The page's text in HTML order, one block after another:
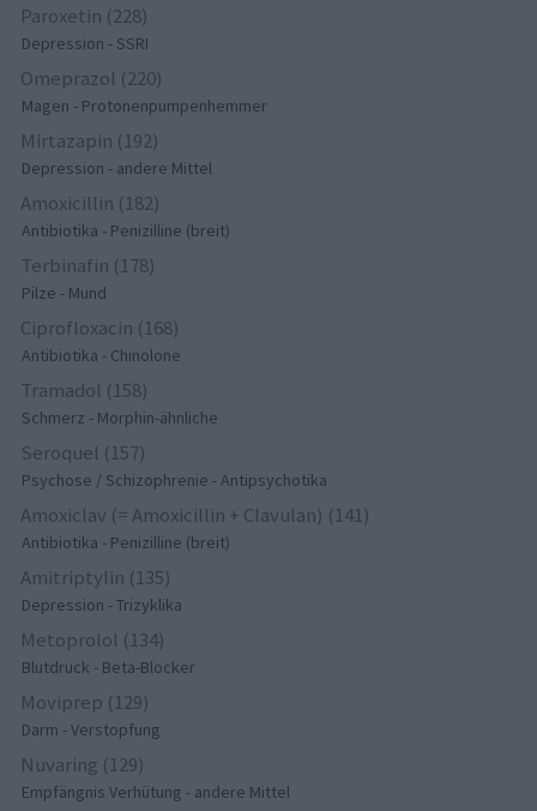
Paroxetin (228)
Depression - SSRI
Omeprazol (220)
Magen - Protonenpumpenhemmer
Mirtazapin (192)
Depression - andere Mittel
Amoxicillin (182)
Antibiotika - Penizilline (breit)
Terbinafin (178)
Pilze - Mund
Ciprofloxacin (168)
Antibiotika - Chinolone
Tramadol (158)
Schmerz - Morphin-ähnliche
Seroquel (157)
Psychose / Schizophrenie - Antipsychotika
Amoxiclav (= Amoxicillin + Clavulan) (141)
Antibiotika - Penizilline (breit)
Amitriptylin (135)
Depression - Trizyklika
Metoprolol (134)
Blutdruck - Beta-Blocker
Moviprep (129)
Darm - Verstopfung
Nuvaring (129)
Empfängnis Verhütung - andere Mittel